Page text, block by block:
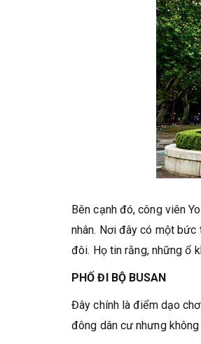
Bên cạnh đó, công viên
nhân. Nơi đây có một bức
đôi. Họ tin rằng, những ổ
PHỐ ĐI BỘ BUSAN
Đây chính là điểm dạo
đông dân cư nhưng